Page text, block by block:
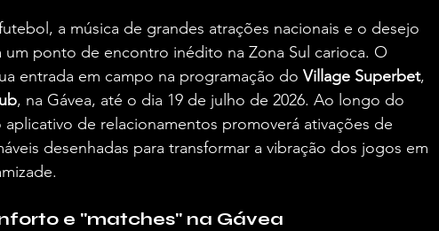
a música de grandes atrações nacionais e o desejo
um ponto de encontro inédito na Zona Sul carioca. O
entrada em campo na programação do Village Superbet,
, na Gávea, até o dia 19 de julho de 2026. Ao longo do
de relacionamentos promoverá ativações de
desenhadas para transformar a vibração dos jogos em
e "matches" na Gávea